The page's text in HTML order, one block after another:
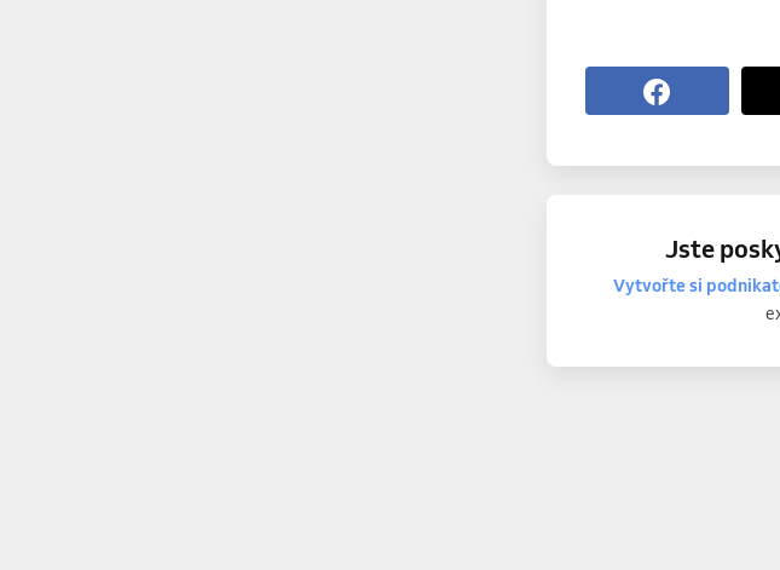
Jste
Vytvořte si